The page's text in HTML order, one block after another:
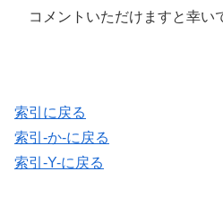
コメントいただけますと幸い
索引に戻る
索引-か-に戻る
索引-Y-に戻る